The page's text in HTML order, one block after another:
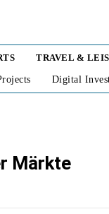
TRAVEL &
Digital
Märkte